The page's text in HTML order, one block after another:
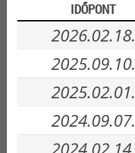
IDŐPONT
2026.02.18.
2025.09.10.
2025.02.01.
2024.09.07.